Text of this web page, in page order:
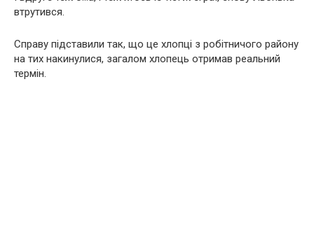
втрутився.
Справу підставили так, що це хлопці з робітничого району
на тих накинулися, загалом хлопець отримав реальний
термін.